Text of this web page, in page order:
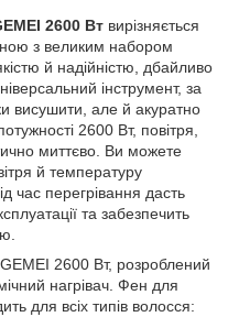
2600 Вт вирізняється
з великим набором
й надійністю, дбайливо
інструмент, за
висушити, але й акуратно
2600 Вт, повітря,
миттєво. Ви можете
й температуру
час перегрівання дасть
та забезпечить
2600 Вт, розроблений
нагрівач. Фен для
для всіх типів волосся: